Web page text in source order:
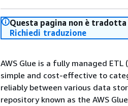
Questa pagina non è
Richiedi traduzione
AWS Glue is a fully managed
simple and cost-effective to
reliably between various data
repository known as the AWS